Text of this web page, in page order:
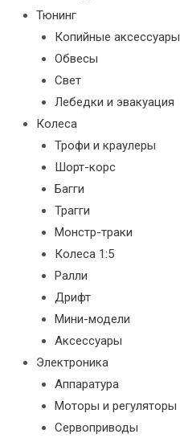
Тюнинг
Копийные аксессуары
Обвесы
Свет
Лебедки и эвакуация
Колеса
Трофи и краулеры
Шорт-корс
Багги
Трагги
Монстр-траки
Колеса 1:5
Ралли
Дрифт
Мини-модели
Аксессуары
Электроника
Аппаратура
Моторы и регуляторы
Сервоприводы